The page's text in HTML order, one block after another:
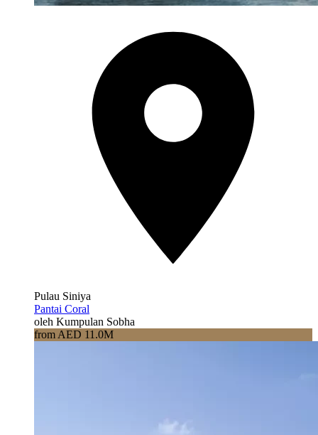
Pulau Siniya
Pantai Coral
oleh Kumpulan Sobha
from AED 11.0M